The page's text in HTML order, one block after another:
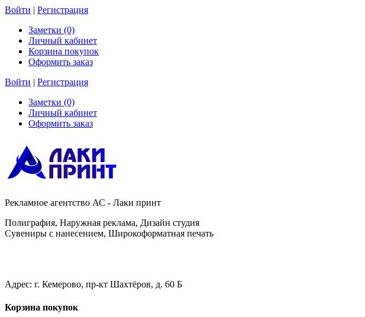
Войти | Регистрация
Заметки (0)
Личный кабинет
Корзина покупок
Оформить заказ
Войти | Регистрация
Заметки (0)
Личный кабинет
Оформить заказ
Рекламное агентство АС - Лаки принт
Полиграфия, Наружная реклама, Дизайн студия
Сувениры с нанесением, Широкоформатная печать
Адрес: г. Кемерово, пр-кт Шахтёров, д. 60 Б
Корзина покупок